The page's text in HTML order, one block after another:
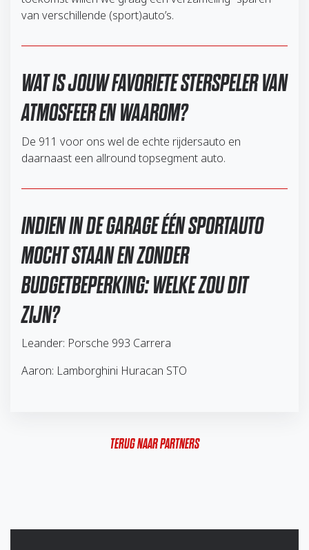
van verschillende (sport)auto’s.
WAT IS JOUW FAVORIETE STERSPELER VAN
ATMOSFEER EN WAAROM?
De 911 voor ons wel de echte rijdersauto en
daarnaast een allround topsegment auto.
INDIEN IN DE GARAGE ÉÉN SPORTAUTO
MOCHT STAAN EN ZONDER
BUDGETBEPERKING: WELKE ZOU DIT
ZIJN?
Leander: Porsche 993 Carrera
Aaron: Lamborghini Huracan STO
TERUG NAAR PARTNERS